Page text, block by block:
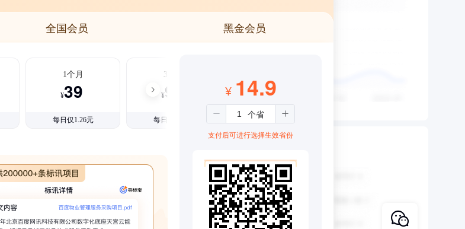
全国会员 黑金会员
1个月
¥39
每日仅1.26元
3个月
¥99
每日仅1.08元
¥ 14.9
支付后可进行选择生效省份